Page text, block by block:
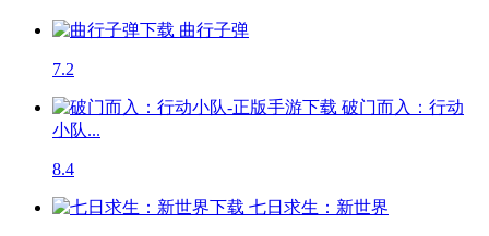
曲行子弹
7.2
破门而入：行动
小队...
8.4
七日求生：新世界